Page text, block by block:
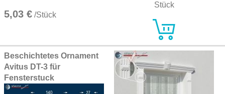
5,03 € /Stück
Stück
Beschichtetes Ornament
Avitus DT-3 für
Fensterstuck